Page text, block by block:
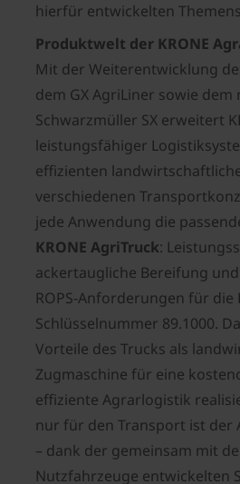
hierfür entwickelten
Produktwelt der KRONE
Mit der Weiterentwicklung
dem GX AgriLiner sowie dem
Schwarzmüller SX erweitert
leistungsfähiger
effizienten
verschiedenen
jede Anwendung die
KRONE AgriTruck:
ackertaugliche Bereifung
ROPS-Anforderungen für die
Schlüsselnummer 89.1000.
Vorteile des Trucks als
Zugmaschine für eine
effiziente Agrarlogistik
nur für den Transport ist der
– dank der gemeinsam mit
Nutzfahrzeuge entwickelten